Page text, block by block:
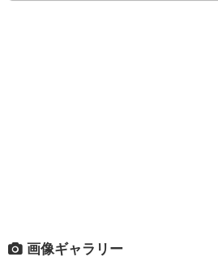
画像ギャラリー